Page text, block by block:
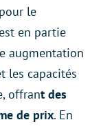
le
en partie
augmentation
les capacités
offrant des
de prix. En